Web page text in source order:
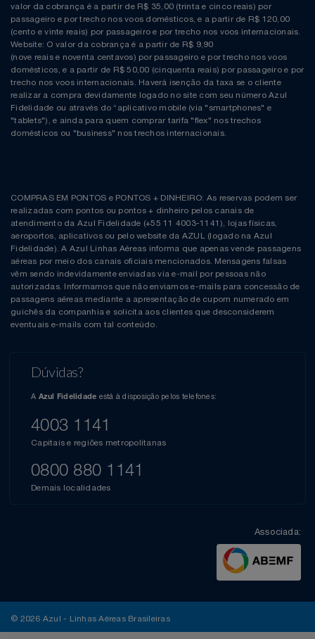
valor da cobrança é a partir de R$ 35,00 (trinta e cinco reais) por
passageiro e por trecho nos voos domésticos, e a partir de R$ 120,00
(cento e vinte reais) por passageiro e por trecho nos voos internacionais.
Website: O valor da cobrança é a partir de R$ 9,90
(nove reais e noventa centavos) por passageiro e por trecho nos voos
domésticos, e a partir de R$ 50,00 (cinquenta reais) por passageiro e por
trecho nos voos internacionais. Haverá isenção da taxa se o cliente
realizar a compra devidamente logado no site com seu número Azul
Fidelidade ou através do “aplicativo mobile (via "smartphones" e
"tablets"), e ainda para quem comprar tarifa "flex" nos trechos
domésticos ou "business" nos trechos internacionais.
COMPRAS EM PONTOS e PONTOS + DINHEIRO: As reservas podem ser
realizadas com pontos ou pontos + dinheiro pelos canais de
atendimento da Azul Fidelidade (+55 11 4003-1141), lojas físicas,
aeroportos, aplicativos ou pelo website da AZUL (logado na Azul
Fidelidade). A Azul Linhas Aéreas informa que apenas vende passagens
aéreas por meio dos canais oficiais mencionados. Mensagens falsas
vêm sendo indevidamente enviadas via e-mail por pessoas não
autorizadas. Informamos que não enviamos e-mails para concessão de
passagens aéreas mediante a apresentação de cupom numerado em
guichês da companhia e solicita aos clientes que desconsiderem
eventuais e-mails com tal conteúdo.
Dúvidas?
A Azul Fidelidade está à disposição pelos telefones:
4003 1141
Capitais e regiões metropolitanas
0800 880 1141
Demais localidades
Associada:
© 2026 Azul - Linhas Aéreas Brasileiras